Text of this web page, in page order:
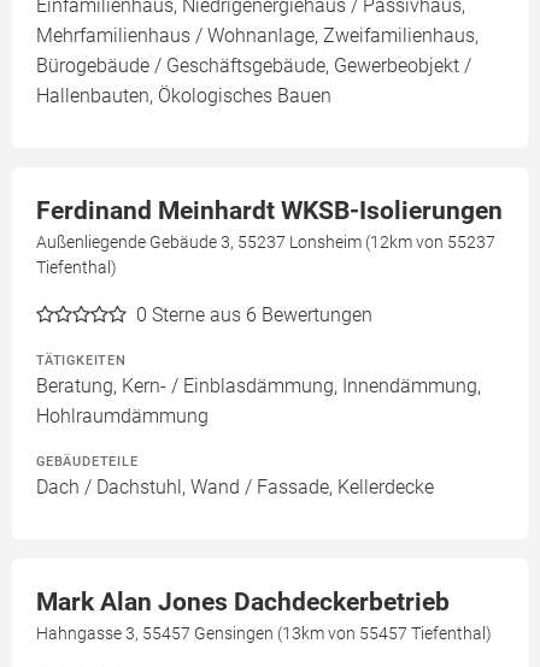
Einfamilienhaus, Niedrigenergiehaus / Passivhaus,
Mehrfamilienhaus / Wohnanlage, Zweifamilienhaus,
Bürogebäude / Geschäftsgebäude, Gewerbeobjekt /
Hallenbauten, Ökologisches Bauen
Ferdinand Meinhardt WKSB-Isolierungen
Außenliegende Gebäude 3, 55237 Lonsheim (12km von 55237
Tiefenthal)
0 Sterne aus 6 Bewertungen
TÄTIGKEITEN
Beratung, Kern- / Einblasdämmung, Innendämmung,
Hohlraumdämmung
GEBÄUDETEILE
Dach / Dachstuhl, Wand / Fassade, Kellerdecke
Mark Alan Jones Dachdeckerbetrieb
Hahngasse 3, 55457 Gensingen (13km von 55457 Tiefenthal)